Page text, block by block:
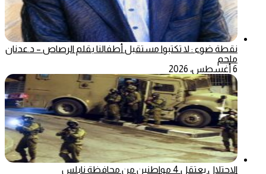
نقطة ضوء : لا تكتبوا مستقبل أطفالنا بقلم الرصاص – د.عدنان
ملحم
6 أغسطس، 2026
الاحتلال يعتقل 4 مواطنين من محافظة نابلس